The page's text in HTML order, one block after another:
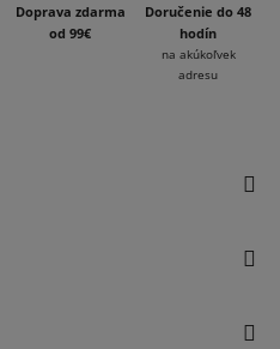
Doprava zdarma
od 99€
Doručenie do 48
hodín
na akúkoľvek
adresu